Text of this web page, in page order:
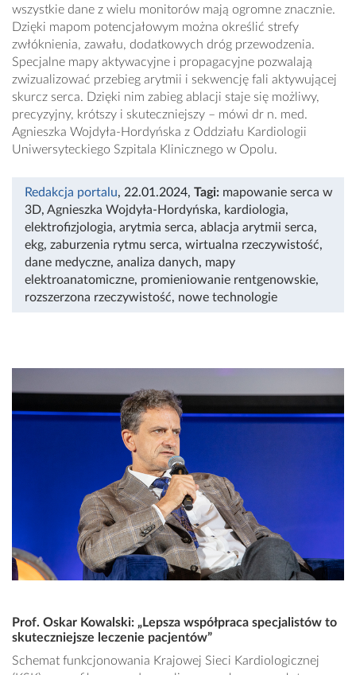
wszystkie dane z wielu monitorów mają ogromne znacznie.
Dzięki mapom potencjałowym można określić strefy
zwłóknienia, zawału, dodatkowych dróg przewodzenia.
Specjalne mapy aktywacyjne i propagacyjne pozwalają
zwizualizować przebieg arytmii i sekwencję fali aktywującej
skurcz serca. Dzięki nim zabieg ablacji staje się możliwy,
precyzyjny, krótszy i skuteczniejszy – mówi dr n. med.
Agnieszka Wojdyła-Hordyńska z Oddziału Kardiologii
Uniwersyteckiego Szpitala Klinicznego w Opolu.
Redakcja portalu, 22.01.2024, Tagi: mapowanie serca w
3D, Agnieszka Wojdyła-Hordyńska, kardiologia,
elektrofizjologia, arytmia serca, ablacja arytmii serca,
ekg, zaburzenia rytmu serca, wirtualna rzeczywistość,
dane medyczne, analiza danych, mapy
elektroanatomiczne, promieniowanie rentgenowskie,
rozszerzona rzeczywistość, nowe technologie
Prof. Oskar Kowalski: „Lepsza współpraca specjalistów to
skuteczniejsze leczenie pacjentów”
Schemat funkcjonowania Krajowej Sieci Kardiologicznej